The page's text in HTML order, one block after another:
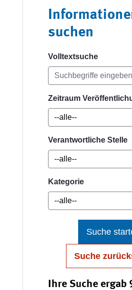
suchen
Volltextsuche
Zeitraum
Verantwortliche Stelle
Kategorie
Suche
Suche
Ihre Suche